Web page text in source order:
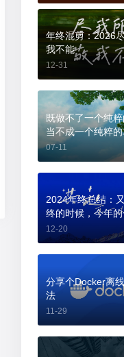
年终混剪：2026尽
我不能
12-31
既做不了一个纯
当不成一个纯粹
07-11
2024年终总结：
终的时候，今年
吗？
12-20
分享个Docker离
法
11-29